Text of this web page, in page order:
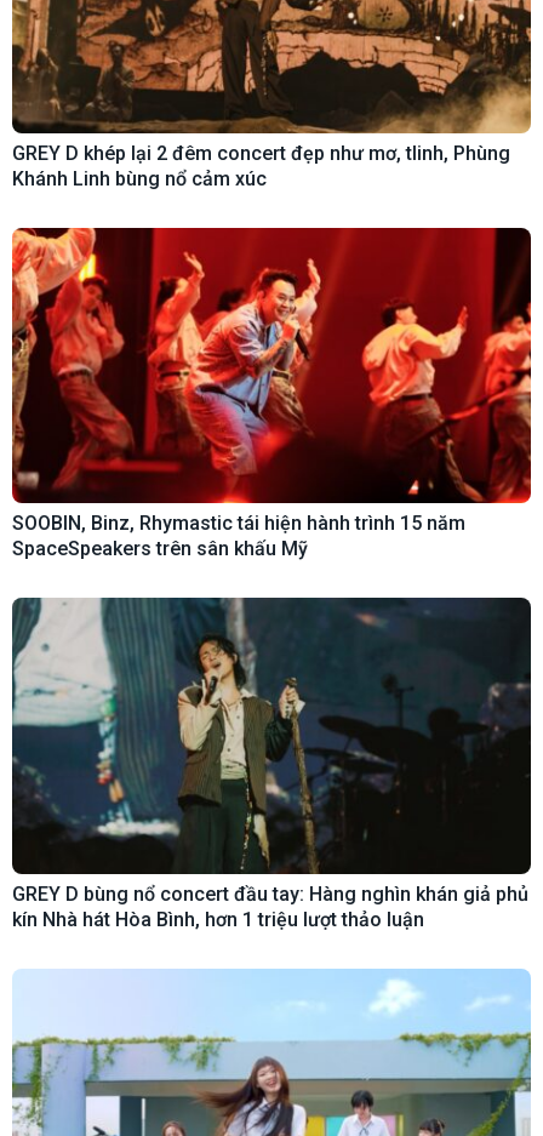
GREY D khép lại 2 đêm concert đẹp như mơ, tlinh, Phùng
Khánh Linh bùng nổ cảm xúc
SOOBIN, Binz, Rhymastic tái hiện hành trình 15 năm
SpaceSpeakers trên sân khấu Mỹ
GREY D bùng nổ concert đầu tay: Hàng nghìn khán giả phủ
kín Nhà hát Hòa Bình, hơn 1 triệu lượt thảo luận